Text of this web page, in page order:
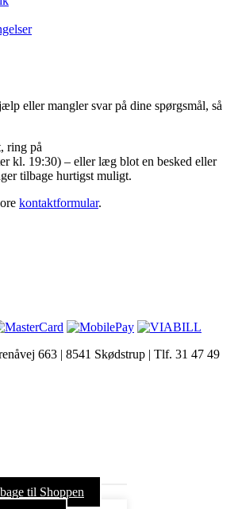
eller mangler svar på dine spørgsmål, så
ring på
kl. 19:30) – eller læg blot en besked eller
tilbage hurtigst muligt.
kontaktformular.
663 | 8541 Skødstrup | Tlf. 31 47 49
til Shoppen